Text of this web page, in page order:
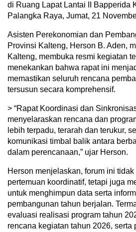
di Ruang Lapat Lantai II Bapperida
Palangka Raya, Jumat, 21
Asisten Perekonomian dan
Provinsi Kalteng, Herson B. Aden,
Kalteng, membuka resmi kegiatan
menekankan bahwa rapat ini
memastikan seluruh rencana
tersusun secara komprehensif.
> “Rapat Koordinasi dan
menyelaraskan rencana dan
lebih terpadu, terarah dan terukur,
komunikasi timbal balik antara
dalam perencanaan,” ujar Herson.
Herson menjelaskan, forum ini
pertemuan koordinatif, tetapi juga
untuk menghimpun data serta
pembangunan tahun berjalan.
evaluasi realisasi program tahun
rencana kegiatan tahun 2026, serta